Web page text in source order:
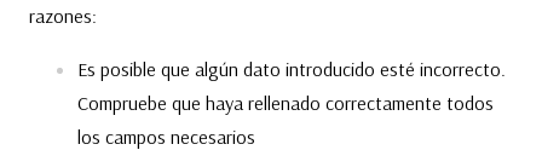
razones:
Es posible que algún dato introducido esté incorrecto.
Compruebe que haya rellenado correctamente todos
los campos necesarios